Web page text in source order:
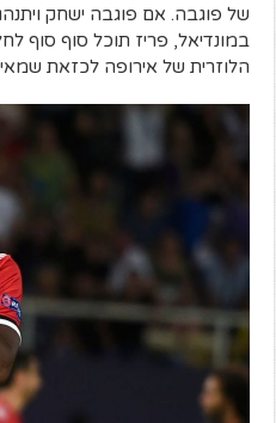
של פוגבה. אם פוגבה ישחק
במונדיאל, פריז תוכל סוף סוף
הלוזרית של אירופה לכזאת